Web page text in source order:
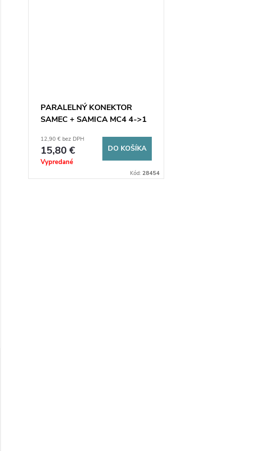
PARALELNÝ KONEKTOR
SAMEC + SAMICA MC4 4->1
12,90 € bez DPH
15,80 €
Vypredané
DO KOŠÍKA
Kód:28454